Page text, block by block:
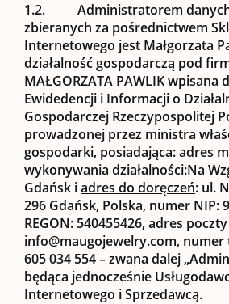
1.2. Administratorem
zbieranych za pośrednictwem
Internetowego jest Małgorzata
działalność gospodarczą pod
MAŁGORZATA PAWLIK wpisana
Ewidedencji i Informacji o
Gospodarczej Rzeczypospolitej
prowadzonej przez ministra
gospodarki, posiadająca: adres
wykonywania działalności:Na
Gdańsk iadres do doręczeń: ul.
296 Gdańsk, Polska, numer NIP:
REGON: 540455426, adres
info@maugojewelry.com, numer
605 034 554 – zwana dalej „
będąca jednocześnie
Internetowego i Sprzedawcą.